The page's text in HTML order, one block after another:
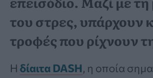
του στρες, υπάρχουν
τροφές που ρίχνουν
Η δίαιτα DASH, η οποία